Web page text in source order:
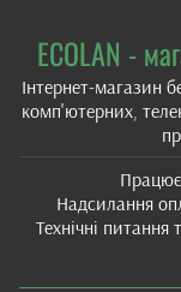
ECOLAN -
Інтернет-магазин
комп'ютерних,
Надсилання
Технічні питання